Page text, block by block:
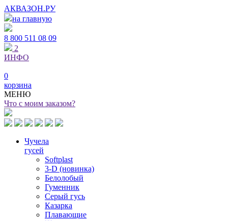
АКВАЗОН.РУ
на главную
8 800 511 08 09
2
ИНФО
0
корзина
МЕНЮ
Что с моим заказом?
Чучела
гусей
Softplast
3-D (новинка)
Белолобый
Гуменник
Серый гусь
Казарка
Плавающие